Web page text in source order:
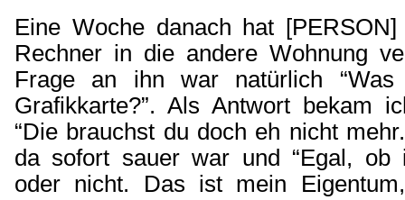
Eine Woche danach hat
Rechner in die andere Wohnung
Frage an ihn war natürlich
Grafikkarte?”. Als Antwort bekam
“Die brauchst du doch eh nicht
da sofort sauer war und “Egal, ob
oder nicht. Das ist mein